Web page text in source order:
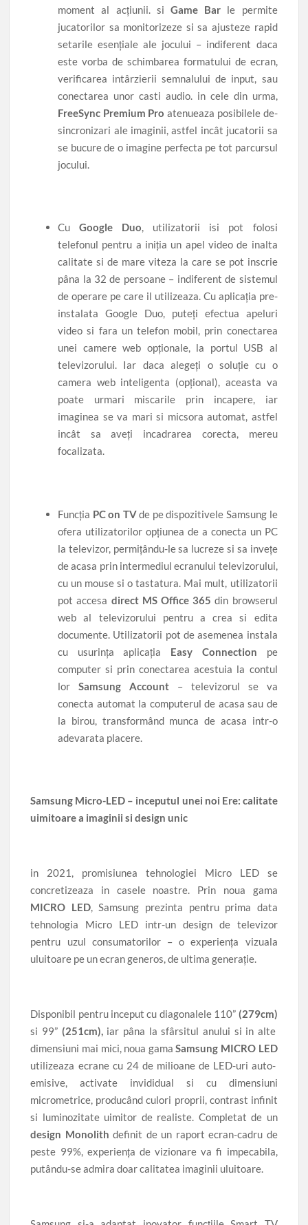
moment al acțiunii. si Game Bar le permite
jucatorilor sa monitorizeze si sa ajusteze rapid
setarile esențiale ale jocului – indiferent daca
este vorba de schimbarea formatului de ecran,
verificarea intârzierii semnalului de input, sau
conectarea unor casti audio. in cele din urma,
FreeSync Premium Pro atenueaza posibilele de-
sincronizari ale imaginii, astfel incât jucatorii sa
se bucure de o imagine perfecta pe tot parcursul
jocului.
CuGoogle Duo, utilizatorii isi pot folosi
telefonul pentru a iniția un apel video de inalta
calitate si de mare viteza la care se pot inscrie
pâna la 32 de persoane – indiferent de sistemul
de operare pe care il utilizeaza. Cu aplicația pre-
instalata Google Duo, puteți efectua apeluri
video si fara un telefon mobil, prin conectarea
unei camere web opționale, la portul USB al
televizorului. Iar daca alegeți o soluție cu o
camera web inteligenta (opțional), aceasta va
poate urmari miscarile prin incapere, iar
imaginea se va mari si micsora automat, astfel
incât sa aveți incadrarea corecta, mereu
focalizata.
Funcția PC on TVde pe dispozitivele Samsung le
ofera utilizatorilor opțiunea de a conecta un PC
la televizor, permițându-le sa lucreze si sa invețe
de acasa prin intermediul ecranului televizorului,
cu un mouse si o tastatura. Mai mult, utilizatorii
pot accesa direct MS Office 365 din browserul
web al televizorului pentru a crea si edita
documente. Utilizatorii pot de asemenea instala
cu usurința aplicația Easy Connection pe
computer si prin conectarea acestuia la contul
lorSamsung Account– televizorul se va
conecta automat la computerul de acasa sau de
la birou, transformând munca de acasa intr-o
adevarata placere.
Samsung Micro-LED – inceputul unei noi Ere: calitate
uimitoare a imaginii si design unic
in 2021, promisiunea tehnologiei Micro LED se
concretizeaza in casele noastre. Prin noua gama
MICRO LED, Samsung prezinta pentru prima data
tehnologia Micro LED intr-un design de televizor
pentru uzul consumatorilor – o experiența vizuala
uluitoare pe un ecran generos, de ultima generație.
Disponibil pentru inceput cu diagonalele110” (279cm)
si 99” (251cm),iar pâna la sfârsitul anului si in alte
dimensiuni mai mici, noua gamaSamsung MICRO LED
utilizeaza ecrane cu 24 de milioane de LED-uri auto-
emisive, activate invididual si cu dimensiuni
micrometrice, producând culori proprii, contrast infinit
si luminozitate uimitor de realiste. Completat de un
design Monolith definit de un raport ecran-cadru de
peste 99%, experiența de vizionare va fi impecabila,
putându-se admira doar calitatea imaginii uluitoare.